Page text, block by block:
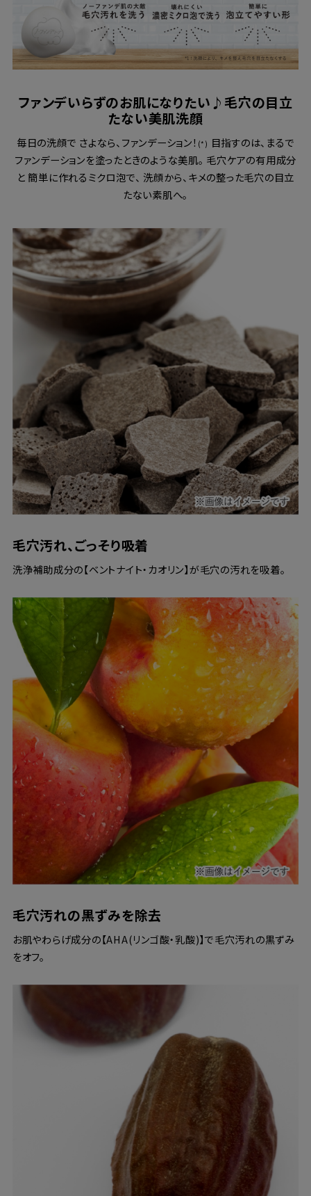
ファンデいらずのお肌になりたい♪毛穴の目立
たない美肌洗顔
毎日の洗顔で さよなら、ファンデーション！ (*) 目指すのは、まるで
ファンデーションを塗ったときのような美肌。 毛穴ケアの有用成分
と 簡単に作れるミクロ泡で、 洗顔から、キメの整った毛穴の目立
たない素肌へ。
毛穴汚れ、ごっそり吸着
洗浄補助成分の【ベントナイト・カオリン】が毛穴の汚れを吸着。
毛穴汚れの黒ずみを除去
お肌やわらげ成分の【AHA(リンゴ酸・乳酸)】で毛穴汚れの黒ずみ
をオフ。